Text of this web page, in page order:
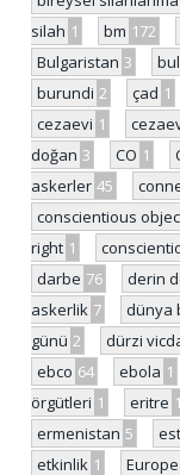
silah 1 bm 172
Bulgaristan 3
burundi 2 çad 1
cezaevi 1
doğan 3 CO 1
askerler 45
conscientious
right 1
darbe 76 derin
askerlik 7 dünya
günü 2 dürzi
ebco 64 ebola 1
örgütleri 1 eritre 1
ermenistan 5
etkinlik 1